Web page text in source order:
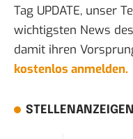
Tag UPDATE, unser
wichtigsten News
damit ihren
kostenlos anmelden.
STELLENANZEIGEN